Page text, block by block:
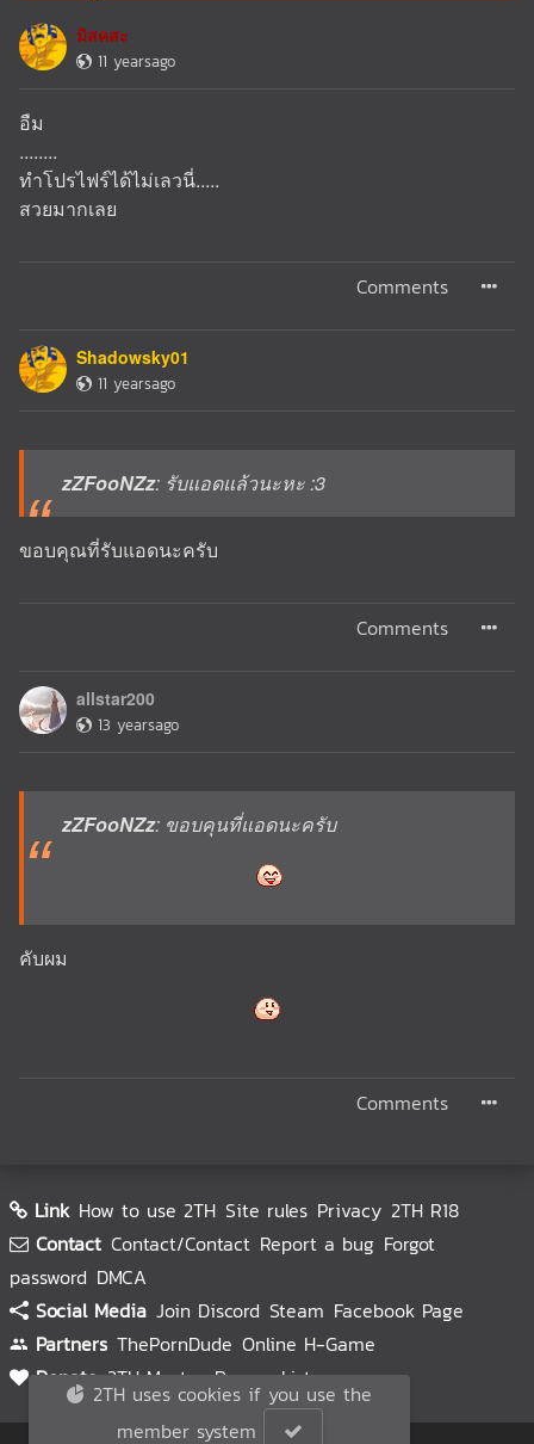
มิสคสะ
11 yearsago
อืม
........
ทำโปรไฟร์ได้ไม่เลวนี่.....
สวยมากเลย
Comments
Shadowsky01
11 yearsago
zZFooNZz: รับแอดแล้วนะหะ :3
ขอบคุณที่รับแอดนะครับ
Comments
allstar200
13 yearsago
zZFooNZz: ขอบคุนที่แอดนะครับ
คับผม
Comments
Link How to use 2TH Site rules Privacy 2TH R18
Contact Contact/Contact Report a bug Forgot
password DMCA
Social Media Join Discord Steam Facebook Page
Partners ThePornDude Online H-Game
Donate 2TH Master Donors List
2TH uses cookies if you use the
member system